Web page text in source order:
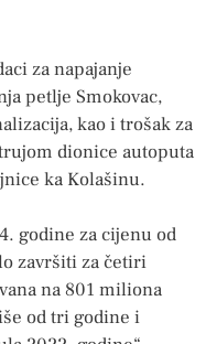
za napajanje
petlje Smokovac,
kao i trošak za
dionice autoputa
ka Kolašinu.
godine za cijenu od
završiti za četiri
na 801 miliona
od tri godine i